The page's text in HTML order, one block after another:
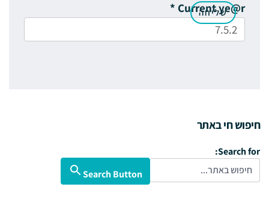
Current ye@r
*
חיפוש חי באתר
Search for:
Search Button